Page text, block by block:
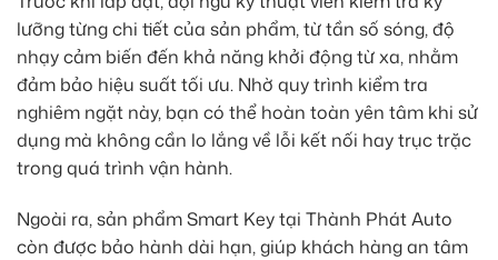
lưỡng từng chi tiết của sản phẩm, từ tần số sóng, độ
nhạy cảm biến đến khả năng khởi động từ xa, nhằm
đảm bảo hiệu suất tối ưu. Nhờ quy trình kiểm tra
nghiêm ngặt này, bạn có thể hoàn toàn yên tâm khi sử
dụng mà không cần lo lắng về lỗi kết nối hay trục trặc
trong quá trình vận hành.
Ngoài ra, sản phẩm Smart Key tại Thành Phát Auto
còn được bảo hành dài hạn, giúp khách hàng an tâm